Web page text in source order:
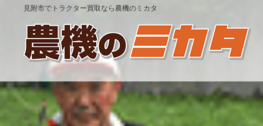
見附市でトラクター買取なら農機のミカタ